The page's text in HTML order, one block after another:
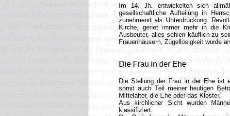
Im 14. Jh. entwickelten sich
gesellschaftliche Aufteilung in
zunehmend als Unterdrückung.
Kirche, geriet immer mehr in die
Ausbeuter, alles schien käuflich zu
Frauenhäusern, Zügellosigkeit wurde
Die Frau in der Ehe
Die Stellung der Frau in der Ehe ist
somit auch Teil meiner heutigen
Mittelalter, die Ehe oder das Kloster.
Aus kirchlicher Sicht wurden
klassifiziert.